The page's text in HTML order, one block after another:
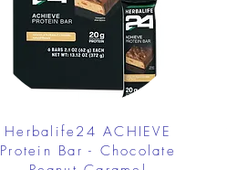
Herbalife24 ACHIEVE
Protein Bar - Chocolate